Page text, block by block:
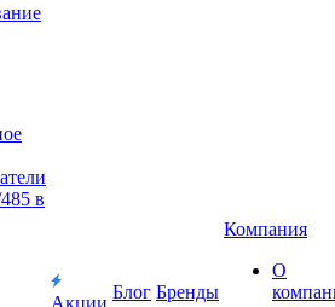
в
Акции
Блог Бренды
Компания
О